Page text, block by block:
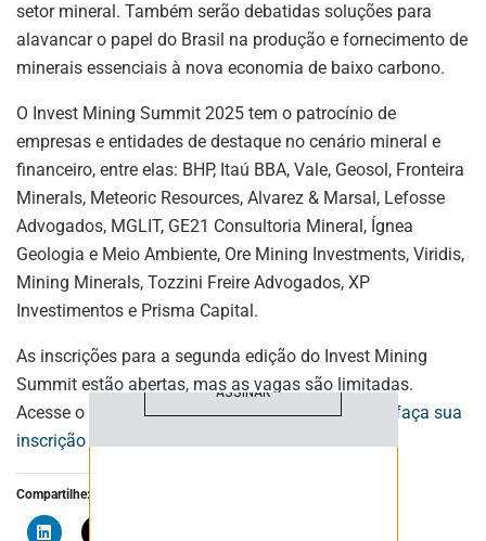
setor mineral. Também serão debatidas soluções para
alavancar o papel do Brasil na produção e fornecimento de
minerais essenciais à nova economia de baixo carbono.
O Invest Mining Summit 2025 tem o patrocínio de
empresas e entidades de destaque no cenário mineral e
financeiro, entre elas: BHP, Itaú BBA, Vale, Geosol, Fronteira
Minerals, Meteoric Resources, Alvarez & Marsal, Lefosse
Advogados, MGLIT, GE21 Consultoria Mineral, Ígnea
Geologia e Meio Ambiente, Ore Mining Investments, Viridis,
Mining Minerals, Tozzini Freire Advogados, XP
Investimentos e Prisma Capital.
As inscrições para a segunda edição do Invest Mining
Summit estão abertas, mas as vagas são limitadas.
Acesse o site do evento,confira a programação e faça sua
inscrição
Compartilhe:
ASSINE NOSSA
NEWSLETTER
Fique atualizado com as últimas
notíciase inovações do setor mineral
brasileiro.
ASSINAR